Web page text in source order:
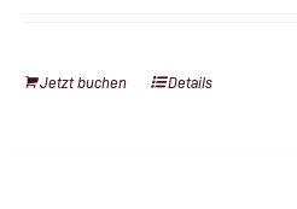
Jetzt buchen Details